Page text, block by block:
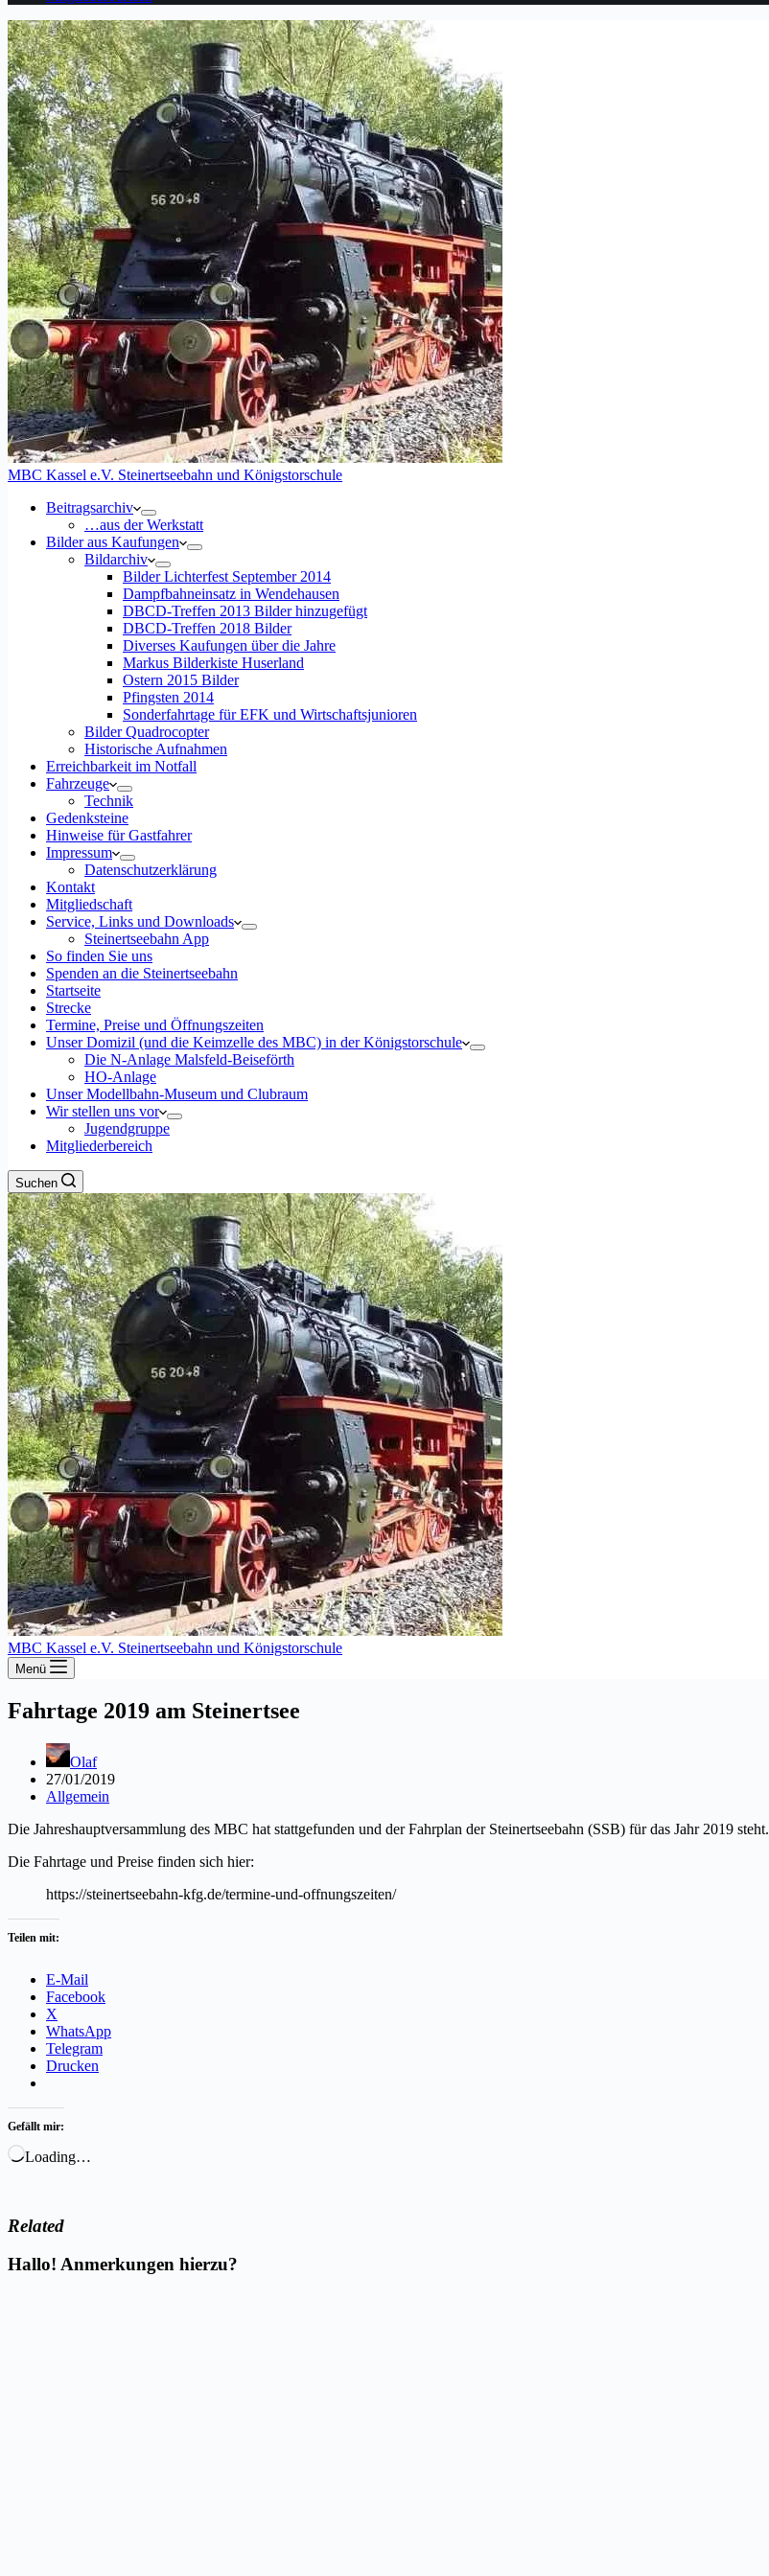
MBC Kassel e.V. Steinertseebahn und Königstorschule
Beitragsarchiv
…aus der Werkstatt
Bilder aus Kaufungen
Bildarchiv
Bilder Lichterfest September 2014
Dampfbahneinsatz in Wendehausen
DBCD-Treffen 2013 Bilder hinzugefügt
DBCD-Treffen 2018 Bilder
Diverses Kaufungen über die Jahre
Markus Bilderkiste Huserland
Ostern 2015 Bilder
Pfingsten 2014
Sonderfahrtage für EFK und Wirtschaftsjunioren
Bilder Quadrocopter
Historische Aufnahmen
Erreichbarkeit im Notfall
Fahrzeuge
Technik
Gedenksteine
Hinweise für Gastfahrer
Impressum
Datenschutzerklärung
Kontakt
Mitgliedschaft
Service, Links und Downloads
Steinertseebahn App
So finden Sie uns
Spenden an die Steinertseebahn
Startseite
Strecke
Termine, Preise und Öffnungszeiten
Unser Domizil (und die Keimzelle des MBC) in der Königstorschule
Die N-Anlage Malsfeld-Beiseförth
HO-Anlage
Unser Modellbahn-Museum und Clubraum
Wir stellen uns vor
Jugendgruppe
Mitgliederbereich
Suchen
MBC Kassel e.V. Steinertseebahn und Königstorschule
Menü
Fahrtage 2019 am Steinertsee
Olaf
27/01/2019
Allgemein
Die Jahreshauptversammlung des MBC hat stattgefunden und der Fahrplan der Steinertseebahn (SSB) für das Jahr 2019 steht.
Die Fahrtage und Preise finden sich hier:
https://steinertseebahn-kfg.de/termine-und-offnungszeiten/
Teilen mit:
E-Mail
Facebook
X
WhatsApp
Telegram
Drucken
Gefällt mir:
Loading…
Related
Hallo! Anmerkungen hierzu?